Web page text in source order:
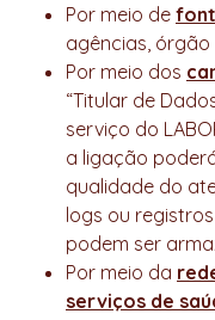
Por meio de
agências,
Por meio dos
“Titular de
serviço do
a ligação
qualidade do
logs ou
podem ser
Por meio da
serviços de